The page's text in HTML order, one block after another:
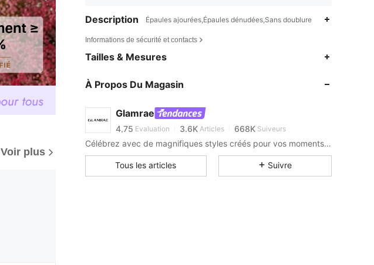
Voir plus
Description Épaules ajourées,Épaules dénudées,Sans doublure
Informations de sécurité et contacts
Tailles & Mesures
À Propos Du Magasin
Glamrae
4,75
4,75
3.6K
4,75 Evaluation 3.6K Articles 668K Suiveurs
4,75 3.6K
668K
4,75
Célébrez avec de magnifiques styles créés pour vos moments les mieux habillés.
Tous les articles Suivre